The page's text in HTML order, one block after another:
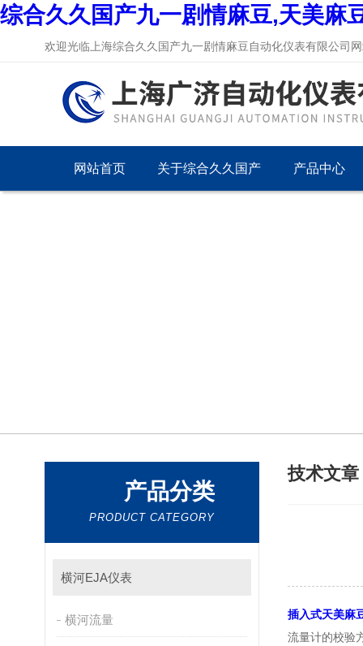
综合久久国产九一剧情麻豆,天美麻
欢迎光临上海综合久久国产九一剧情麻豆自动化仪表有限公司网站
网站首页 关于综合久久国产 产品中心
产品分类
PRODUCT CATEGORY
横河EJA仪表
横河流量
技术文章
插入式天美麻
流量计的校验